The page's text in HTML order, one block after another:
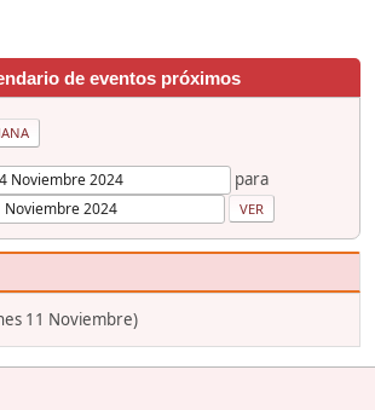
de eventos próximos
para
11 Noviembre)